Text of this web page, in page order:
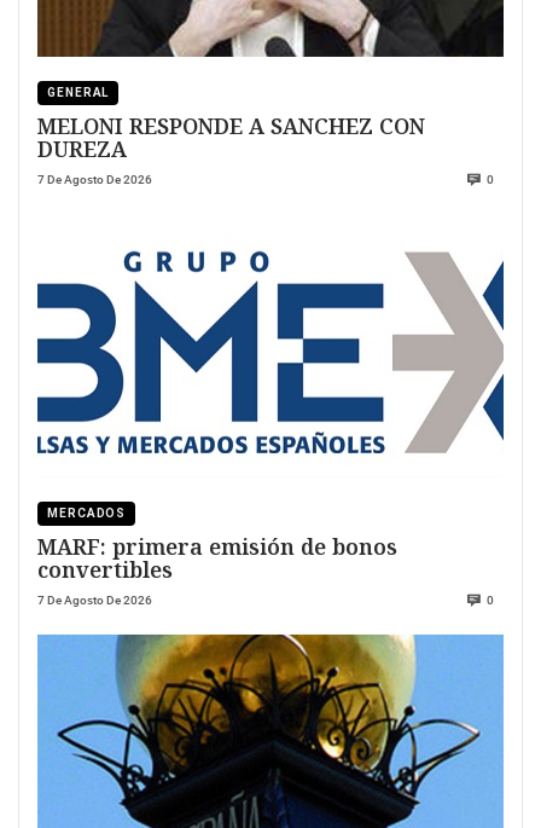
GENERAL
MELONI RESPONDE A SANCHEZ CON
DUREZA
7 De Agosto De 2026 0
MERCADOS
MARF: primera emisión de bonos
convertibles
7 De Agosto De 2026 0